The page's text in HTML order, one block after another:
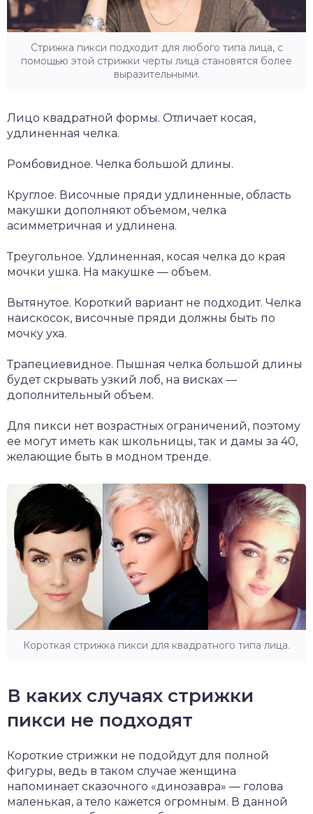
Стрижка пикси подходит для любого типа лица, с
помощью этой стрижки черты лица становятся более
выразительными.
Лицо квадратной формы. Отличает косая,
удлиненная челка.
Ромбовидное. Челка большой длины.
Круглое. Височные пряди удлиненные, область
макушки дополняют объемом, челка
асимметричная и удлинена.
Треугольное. Удлиненная, косая челка до края
мочки ушка. На макушке — объем.
Вытянутое. Короткий вариант не подходит. Челка
наискосок, височные пряди должны быть по
мочку уха.
Трапециевидное. Пышная челка большой длины
будет скрывать узкий лоб, на висках —
дополнительный объем.
Для пикси нет возрастных ограничений, поэтому
ее могут иметь как школьницы, так и дамы за 40,
желающие быть в модном тренде.
Короткая стрижка пикси для квадратного типа лица.
В каких случаях стрижки
пикси не подходят
Короткие стрижки не подойдут для полной
фигуры, ведь в таком случае женщина
напоминает сказочного «динозавра» — голова
маленькая, а тело кажется огромным. В данной